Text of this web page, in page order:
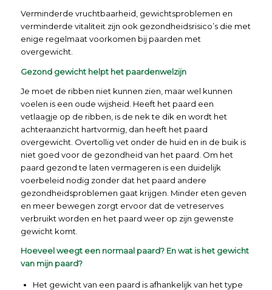
Verminderde vruchtbaarheid, gewichtsproblemen en
verminderde vitaliteit zijn ook gezondheidsrisico’s die met
enige regelmaat voorkomen bij paarden met
overgewicht.
Gezond gewicht helpt het paardenwelzijn
Je moet de ribben niet kunnen zien, maar wel kunnen
voelen is een oude wijsheid. Heeft het paard een
vetlaagje op de ribben, is de nek te dik en wordt het
achteraanzicht hartvormig, dan heeft het paard
overgewicht. Overtollig vet onder de huid en in de buik is
niet goed voor de gezondheid van het paard. Om het
paard gezond te laten vermageren is een duidelijk
voerbeleid nodig zonder dat het paard andere
gezondheidsproblemen gaat krijgen. Minder eten geven
en meer bewegen zorgt ervoor dat de vetreserves
verbruikt worden en het paard weer op zijn gewenste
gewicht komt.
Hoeveel weegt een normaal paard? En wat is het gewicht
van mijn paard?
Het gewicht van een paard is afhankelijk van het type